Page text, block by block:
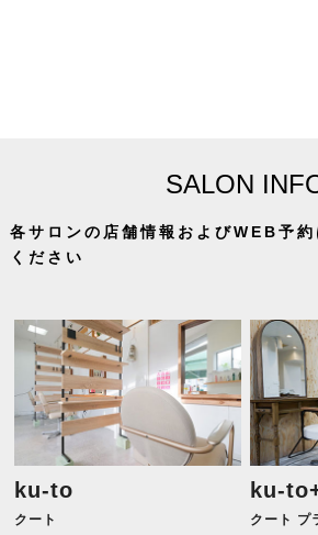
SALON
各サロンの店舗情報およびWEB予
ください
ku-to
クート
ku-
クート プ